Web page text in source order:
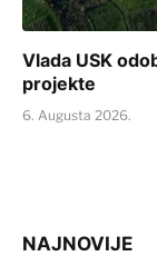
Vlada USK
projekte
6. Augusta 2026.
NAJNOVIJE